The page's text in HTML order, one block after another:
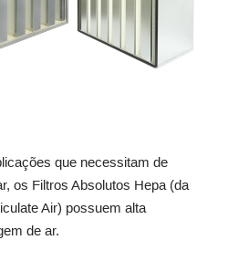
que necessitam de
os Filtros Absolutos Hepa (da
Air) possuem alta
de ar.